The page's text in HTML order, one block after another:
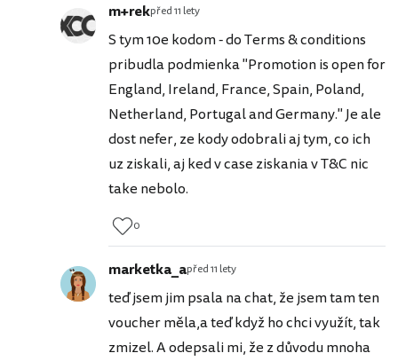
m+rekpřed 11 lety
S tym 10e kodom - do Terms & conditions
pribudla podmienka "Promotion is open for
England, Ireland, France, Spain, Poland,
Netherland, Portugal and Germany." Je ale
dost nefer, ze kody odobrali aj tym, co ich
uz ziskali, aj ked v case ziskania v T&C nic
take nebolo.
0
marketka_apřed 11 lety
teď jsem jim psala na chat, že jsem tam ten
voucher měla,a teď když ho chci využít, tak
zmizel. A odepsali mi, že z důvodu mnoha